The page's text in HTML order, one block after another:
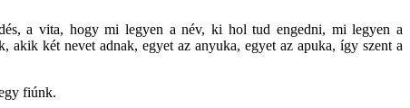
a vita, hogy mi legyen a név, ki hol tud engedni, mi legyen a
két nevet adnak, egyet az anyuka, egyet az apuka, így szent a
fiúnk.